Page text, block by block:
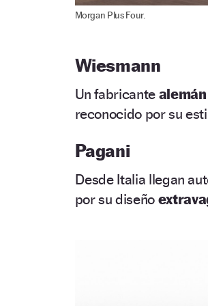
Morgan Plus Four.
Wiesmann
Un fabricante
reconocido por su
Pagani
Desde Italia llegan
por su diseño